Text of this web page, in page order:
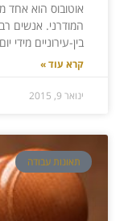
אוטובוס הוא אחד
המודרני. אנשים
בין-עירוניים
קרא עוד »
ינואר 9, 2015
תאונות עבודה